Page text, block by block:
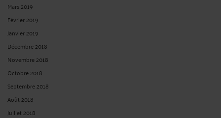
Mars 2019
Février 2019
Janvier 2019
Décembre 2018
Novembre 2018
Octobre 2018
Septembre 2018
Août 2018
Juillet 2018